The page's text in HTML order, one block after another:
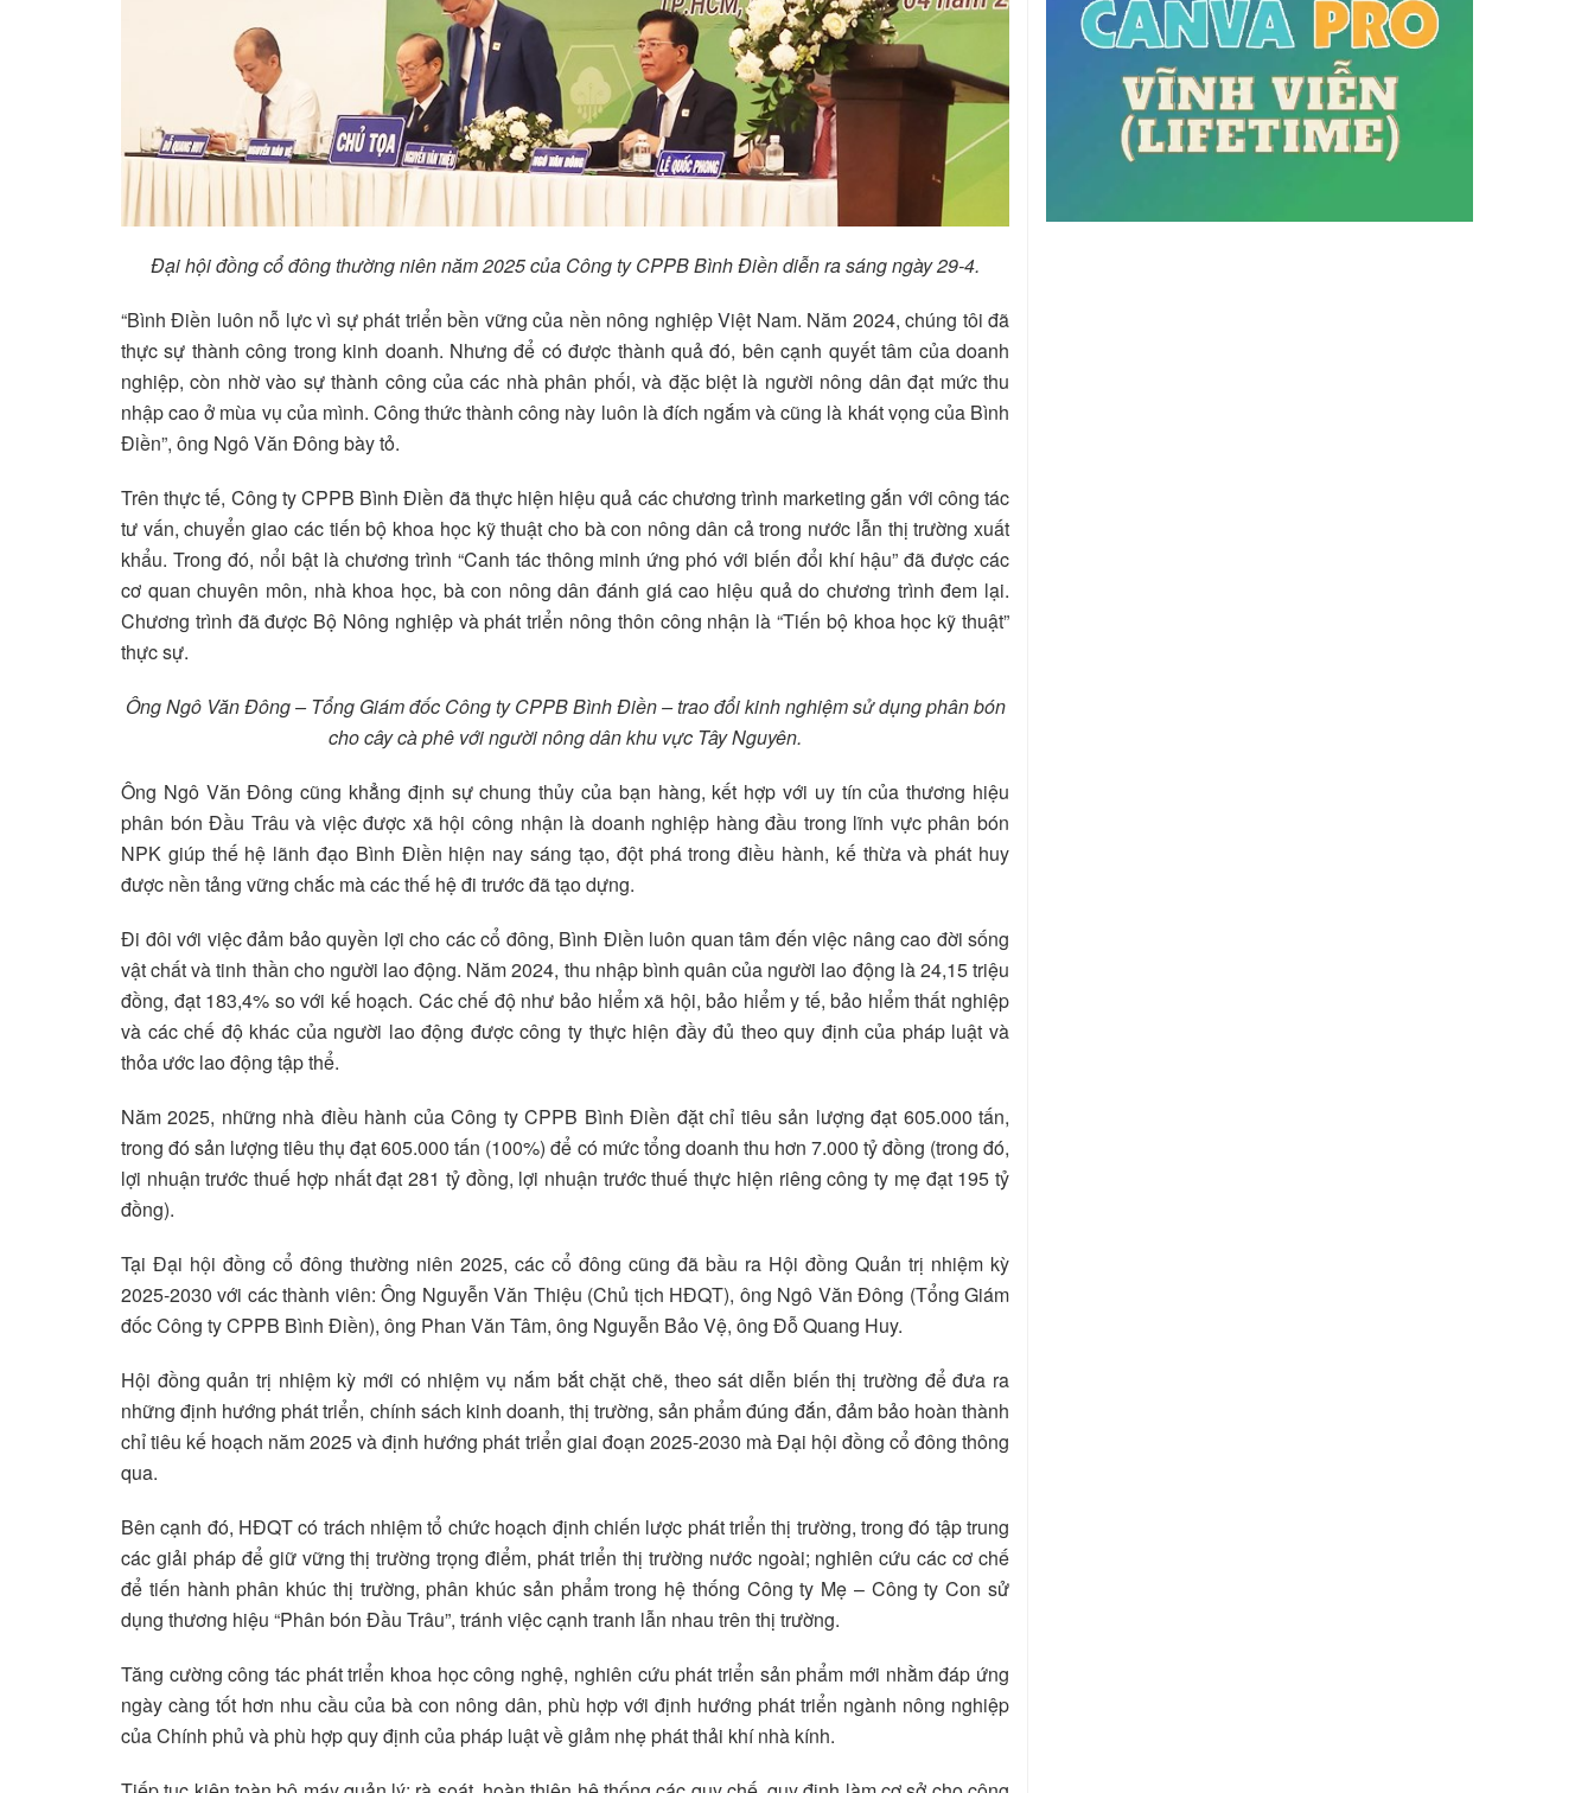
Đại hội đồng cổ đông thường niên năm 2025 của Công ty CPPB Bình Điền diễn ra sáng ngày 29-4.
“Bình Điền luôn nỗ lực vì sự phát triển bền vững của nền nông nghiệp Việt Nam. Năm 2024, chúng tôi đã
thực sự thành công trong kinh doanh. Nhưng để có được thành quả đó, bên cạnh quyết tâm của doanh
nghiệp, còn nhờ vào sự thành công của các nhà phân phối, và đặc biệt là người nông dân đạt mức thu
nhập cao ở mùa vụ của mình. Công thức thành công này luôn là đích ngắm và cũng là khát vọng của Bình
Điền”, ông Ngô Văn Đông bày tỏ.
Trên thực tế, Công ty CPPB Bình Điền đã thực hiện hiệu quả các chương trình marketing gắn với công tác
tư vấn, chuyển giao các tiến bộ khoa học kỹ thuật cho bà con nông dân cả trong nước lẫn thị trường xuất
khẩu. Trong đó, nổi bật là chương trình “Canh tác thông minh ứng phó với biến đổi khí hậu” đã được các
cơ quan chuyên môn, nhà khoa học, bà con nông dân đánh giá cao hiệu quả do chương trình đem lại.
Chương trình đã được Bộ Nông nghiệp và phát triển nông thôn công nhận là “Tiến bộ khoa học kỹ thuật”
thực sự.
Ông Ngô Văn Đông – Tổng Giám đốc Công ty CPPB Bình Điền – trao đổi kinh nghiệm sử dụng phân bón
cho cây cà phê với người nông dân khu vực Tây Nguyên.
Ông Ngô Văn Đông cũng khẳng định sự chung thủy của bạn hàng, kết hợp với uy tín của thương hiệu
phân bón Đầu Trâu và việc được xã hội công nhận là doanh nghiệp hàng đầu trong lĩnh vực phân bón
NPK giúp thế hệ lãnh đạo Bình Điền hiện nay sáng tạo, đột phá trong điều hành, kế thừa và phát huy
được nền tảng vững chắc mà các thế hệ đi trước đã tạo dựng.
Đi đôi với việc đảm bảo quyền lợi cho các cổ đông, Bình Điền luôn quan tâm đến việc nâng cao đời sống
vật chất và tinh thần cho người lao động. Năm 2024, thu nhập bình quân của người lao động là 24,15 triệu
đồng, đạt 183,4% so với kế hoạch. Các chế độ như bảo hiểm xã hội, bảo hiểm y tế, bảo hiểm thất nghiệp
và các chế độ khác của người lao động được công ty thực hiện đầy đủ theo quy định của pháp luật và
thỏa ước lao động tập thể.
Năm 2025, những nhà điều hành của Công ty CPPB Bình Điền đặt chỉ tiêu sản lượng đạt 605.000 tấn,
trong đó sản lượng tiêu thụ đạt 605.000 tấn (100%) để có mức tổng doanh thu hơn 7.000 tỷ đồng (trong đó,
lợi nhuận trước thuế hợp nhất đạt 281 tỷ đồng, lợi nhuận trước thuế thực hiện riêng công ty mẹ đạt 195 tỷ
đồng).
Tại Đại hội đồng cổ đông thường niên 2025, các cổ đông cũng đã bầu ra Hội đồng Quản trị nhiệm kỳ
2025-2030 với các thành viên: Ông Nguyễn Văn Thiệu (Chủ tịch HĐQT), ông Ngô Văn Đông (Tổng Giám
đốc Công ty CPPB Bình Điền), ông Phan Văn Tâm, ông Nguyễn Bảo Vệ, ông Đỗ Quang Huy.
Hội đồng quản trị nhiệm kỳ mới có nhiệm vụ nắm bắt chặt chẽ, theo sát diễn biến thị trường để đưa ra
những định hướng phát triển, chính sách kinh doanh, thị trường, sản phẩm đúng đắn, đảm bảo hoàn thành
chỉ tiêu kế hoạch năm 2025 và định hướng phát triển giai đoạn 2025-2030 mà Đại hội đồng cổ đông thông
qua.
Bên cạnh đó, HĐQT có trách nhiệm tổ chức hoạch định chiến lược phát triển thị trường, trong đó tập trung
các giải pháp để giữ vững thị trường trọng điểm, phát triển thị trường nước ngoài; nghiên cứu các cơ chế
để tiến hành phân khúc thị trường, phân khúc sản phẩm trong hệ thống Công ty Mẹ – Công ty Con sử
dụng thương hiệu “Phân bón Đầu Trâu”, tránh việc cạnh tranh lẫn nhau trên thị trường.
Tăng cường công tác phát triển khoa học công nghệ, nghiên cứu phát triển sản phẩm mới nhằm đáp ứng
ngày càng tốt hơn nhu cầu của bà con nông dân, phù hợp với định hướng phát triển ngành nông nghiệp
của Chính phủ và phù hợp quy định của pháp luật về giảm nhẹ phát thải khí nhà kính.